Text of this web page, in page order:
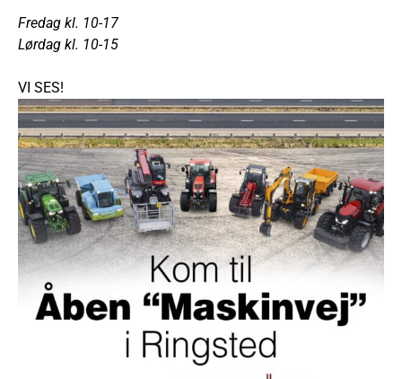
Fredag kl. 10-17
Lørdag kl. 10-15
VI SES!